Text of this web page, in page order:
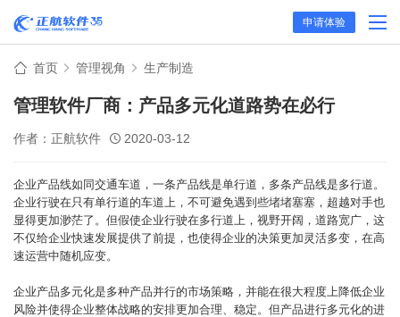
申请体验
首页 管理视角 生产制造
管理软件厂商：产品多元化道路势在必行
作者：正航软件 2020-03-12
企业产品线如同交通车道，一条产品线是单行道，多条产品线是多行道。
企业行驶在只有单行道的车道上，不可避免遇到些堵堵塞塞，超越对手也
显得更加渺茫了。但假使企业行驶在多行道上，视野开阔，道路宽广，这
不仅给企业快速发展提供了前提，也使得企业的决策更加灵活多变，在高
速运营中随机应变。
企业产品多元化是多种产品并行的市场策略，并能在很大程度上降低企业
风险并使得企业整体战略的安排更加合理、稳定。但产品进行多元化的进